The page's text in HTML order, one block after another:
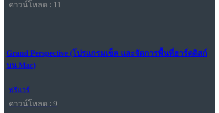
ดาวน์โหลด : 11
Grand Perspective (โปรแกรมเช็ค และจัดการพื้นที่ฮาร์ดดิสก์
บน Mac)
ฟรีแวร์
ดาวน์โหลด : 9